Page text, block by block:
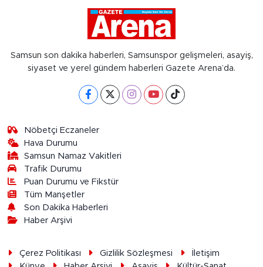
Samsun son dakika haberleri, Samsunspor gelişmeleri, asayiş,
siyaset ve yerel gündem haberleri Gazete Arena’da.
Nöbetçi Eczaneler
Hava Durumu
Samsun Namaz Vakitleri
Trafik Durumu
Puan Durumu ve Fikstür
Tüm Manşetler
Son Dakika Haberleri
Haber Arşivi
Çerez Politikası Gizlilik Sözleşmesi
İletişim